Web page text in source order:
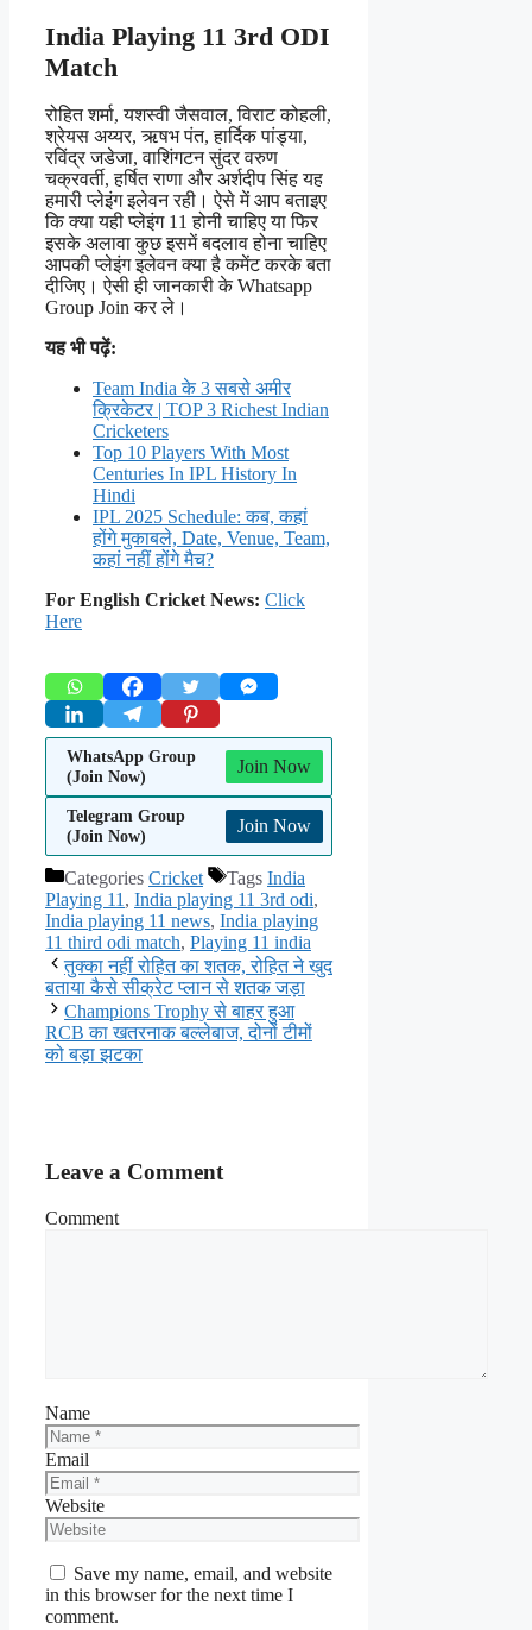
India Playing 11 3rd ODI
Match
रोहित शर्मा, यशस्वी जैसवाल, विराट कोहली,
श्रेयस अय्यर, ऋषभ पंत, हार्दिक पांड्या,
रविंद्र जडेजा, वाशिंगटन सुंदर वरुण
चक्रवर्ती, हर्षित राणा और अर्शदीप सिंह यह
हमारी प्लेइंग इलेवन रही। ऐसे में आप बताइए
कि क्या यही प्लेइंग 11 होनी चाहिए या फिर
इसके अलावा कुछ इसमें बदलाव होना चाहिए
आपकी प्लेइंग इलेवन क्या है कमेंट करके बता
दीजिए। ऐसी ही जानकारी के Whatsapp
Group Join कर ले।
यह भी पढ़ें:
Team India के 3 सबसे अमीर
क्रिकेटर | TOP 3 Richest Indian
Cricketers
Top 10 Players With Most
Centuries In IPL History In
Hindi
IPL 2025 Schedule: कब, कहां
होंगे मुकाबले, Date, Venue, Team,
कहां नहीं होंगे मैच?
For English Cricket News: Click
Here
WhatsApp Group
(Join Now)
Join Now
Telegram Group
(Join Now)
Join Now
Categories Cricket Tags India
Playing 11 , India playing 11 3rd odi,
India playing 11 news, India playing
11 third odi match, Playing 11 india
तुक्का नहीं रोहित का शतक, रोहित ने खुद
बताया कैसे सीक्रेट प्लान से शतक जड़ा
Champions Trophy से बाहर हुआ
RCB का खतरनाक बल्लेबाज, दोनों टीमों
को बड़ा झटका
Leave a Comment
Comment
Name
Email
Website
Save my name, email, and website
in this browser for the next time I
comment.